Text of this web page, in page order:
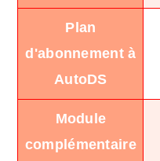
Plan
d'abonnement à
AutoDS
Module
complémentaire